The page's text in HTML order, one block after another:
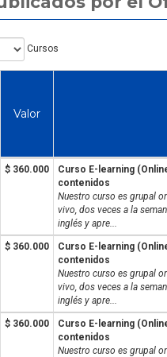
Cursos
Valor
$ 360.000
Curso E-learning
contenidos
Nuestro curso es grupal
vivo, dos veces a la
inglés y apre...
$ 360.000
Curso E-learning
contenidos
Nuestro curso es grupal
vivo, dos veces a la
inglés y apre...
$ 360.000
Curso E-learning
contenidos
Nuestro curso es grupal